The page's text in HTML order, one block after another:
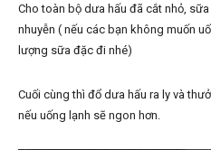
Cho toàn bộ dưa hấu đã cắt nhỏ,
nhuyễn ( nếu các bạn không muốn
lượng sữa đặc đi nhé)
Cuối cùng thì đổ dưa hấu ra ly và
nếu uống lạnh sẽ ngon hơn.